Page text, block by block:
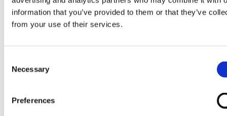
information that you’ve provided to them or that they’ve
from your use of their services.
Selection
Necessary
Preferences
Tepelvoeringen
Tepelvoering passend voor DeLaval 960001-04